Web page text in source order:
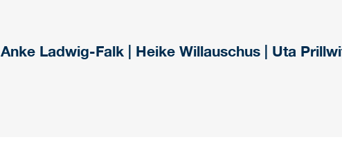
Anke Ladwig-Falk | Heike Willauschus | Uta